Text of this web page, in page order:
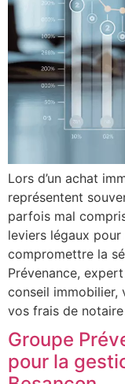
Lors d’un achat
représentent
parfois mal
leviers légaux
compromettre la
Prévenance,
conseil immobilier,
vos frais de
Groupe
pour la